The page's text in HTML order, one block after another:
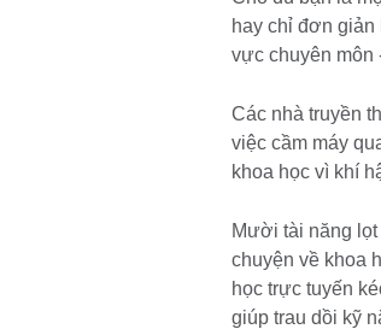
hay chỉ đơn giản
vực chuyên môn
Các nhà truyền
việc cầm máy
khoa học vì khí
Mười tài năng
chuyện về khoa
học trực tuyến
giúp trau dồi kỹ